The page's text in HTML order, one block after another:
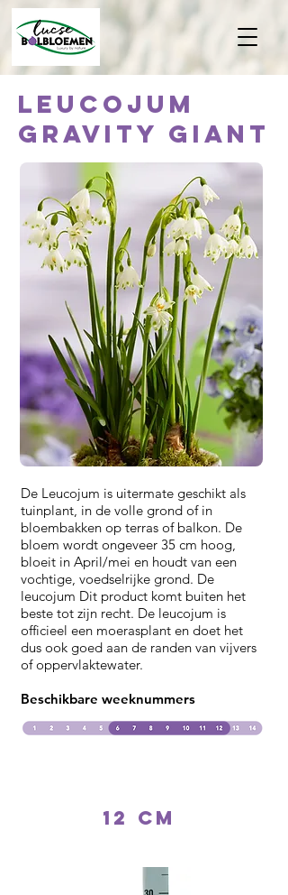
Leucojum
Gravity Giant
De Leucojum is uitermate geschikt als
tuinplant, in de volle grond of in
bloembakken op terras of balkon. De
bloem wordt ongeveer 35 cm hoog,
bloeit in April/mei en houdt van een
vochtige, voedselrijke grond. De
leucojum Dit product komt buiten het
beste tot zijn recht. De leucojum is
officieel een moerasplant en doet het
dus ook goed aan de randen van vijvers
of oppervlaktewater.
Beschikbare weeknummers
12 cm